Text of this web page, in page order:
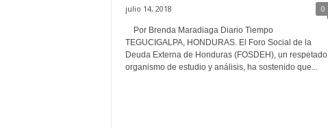
julio 14, 2018 0
Por Brenda Maradiaga Diario Tiempo
TEGUCIGALPA, HONDURAS. El Foro Social de la
Deuda Externa de Honduras (FOSDEH), un respetado
organismo de estudio y análisis, ha sostenido que...